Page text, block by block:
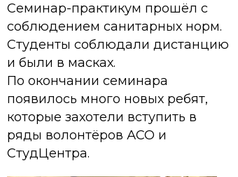
Семинар-практикум прошёл с
соблюдением санитарных норм.
Студенты соблюдали дистанцию
и были в масках.
По окончании семинара
появилось много новых ребят,
которые захотели вступить в
ряды волонтёров АСО и
СтудЦентра.